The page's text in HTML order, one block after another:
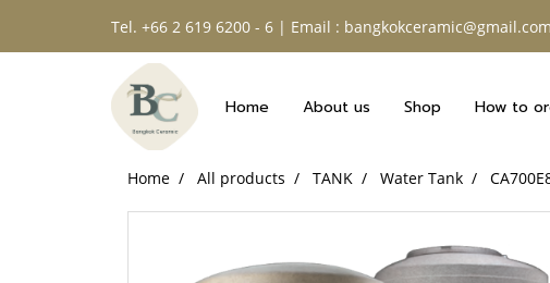
Tel. +66 2 619 6200 - 6 | Email : bangkokceramic@gmail.com
Home About us Shop How to
Home All products TANK Water Tank